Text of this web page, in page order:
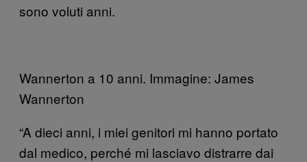
sono voluti anni.
Wannerton a 10 anni. Immagine: James
Wannerton
“A dieci anni, i miei genitori mi hanno portato
dal medico, perché mi lasciavo distrarre dai